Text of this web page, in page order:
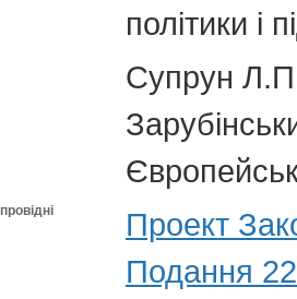
політики і
Супрун
Проект
Подання